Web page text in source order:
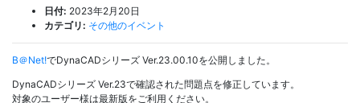
日付: 2023年2月20日
カテゴリ: その他のイベント
B＠Net!でDynaCADシリーズ Ver.23.00.10を公開しました。
DynaCADシリーズ Ver.23で確認された問題点を修正しています。
対象のユーザー様は最新版をご利用ください。